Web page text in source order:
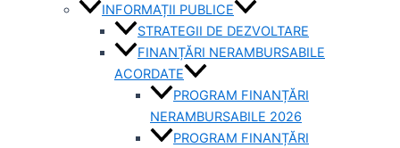
INFORMAȚII PUBLICE
STRATEGII DE DEZVOLTARE
FINANȚĂRI NERAMBURSABILE
ACORDATE
PROGRAM FINANȚĂRI
NERAMBURSABILE 2026
PROGRAM FINANȚĂRI